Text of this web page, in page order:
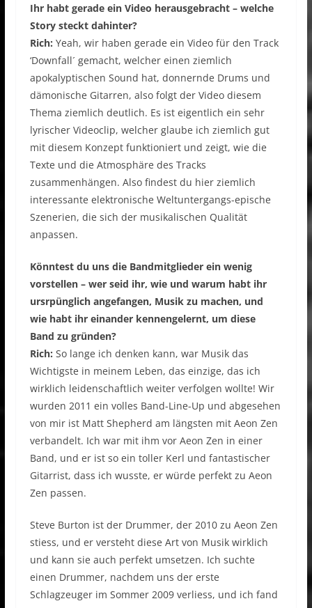
Ihr habt gerade ein Video herausgebracht – welche
Story steckt dahinter?
Rich: Yeah, wir haben gerade ein Video für den Track
‘Downfall´ gemacht, welcher einen ziemlich
apokalyptischen Sound hat, donnernde Drums und
dämonische Gitarren, also folgt der Video diesem
Thema ziemlich deutlich. Es ist eigentlich ein sehr
lyrischer Videoclip, welcher glaube ich ziemlich gut
mit diesem Konzept funktioniert und zeigt, wie die
Texte und die Atmosphäre des Tracks
zusammenhängen. Also findest du hier ziemlich
interessante elektronische Weltuntergangs-epische
Szenerien, die sich der musikalischen Qualität
anpassen.
Könntest du uns die Bandmitglieder ein wenig
vorstellen – wer seid ihr, wie und warum habt ihr
ursrpünglich angefangen, Musik zu machen, und
wie habt ihr einander kennengelernt, um diese
Band zu gründen?
Rich: So lange ich denken kann, war Musik das
Wichtigste in meinem Leben, das einzige, das ich
wirklich leidenschaftlich weiter verfolgen wollte! Wir
wurden 2011 ein volles Band-Line-Up und abgesehen
von mir ist Matt Shepherd am längsten mit Aeon Zen
verbandelt. Ich war mit ihm vor Aeon Zen in einer
Band, und er ist so ein toller Kerl und fantastischer
Gitarrist, dass ich wusste, er würde perfekt zu Aeon
Zen passen.
Steve Burton ist der Drummer, der 2010 zu Aeon Zen
stiess, und er versteht diese Art von Musik wirklich
und kann sie auch perfekt umsetzen. Ich suchte
einen Drummer, nachdem uns der erste
Schlagzeuger im Sommer 2009 verliess, und ich fand